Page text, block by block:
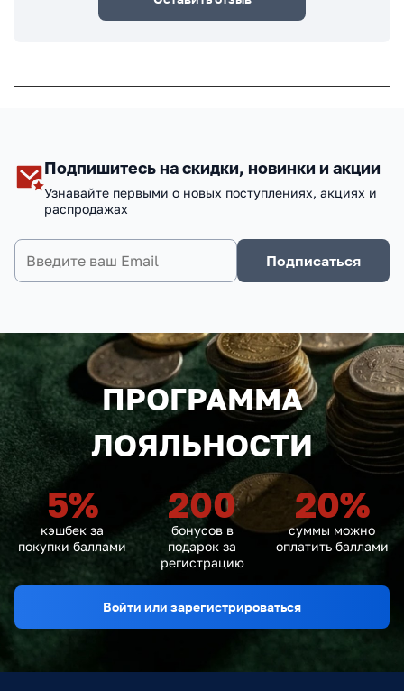
Подпишитесь на скидки, новинки и акции
Узнавайте первыми о новых поступлениях, акциях и
распродажах
Подписаться
ПРОГРАММА
ЛОЯЛЬНОСТИ
5%
кэшбек за
покупки баллами
200
бонусов в
подарок за
регистрацию
20%
суммы можно
оплатить баллами
Войти или зарегистрироваться